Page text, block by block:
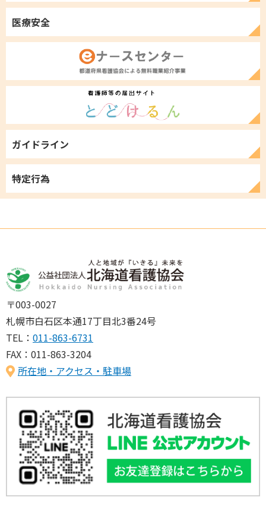
医療安全
ガイドライン
特定行為
〒003-0027
札幌市白石区本通17丁目北3番24号
TEL： 011-863-6731
FAX：011-863-3204
所在地・アクセス・駐車場